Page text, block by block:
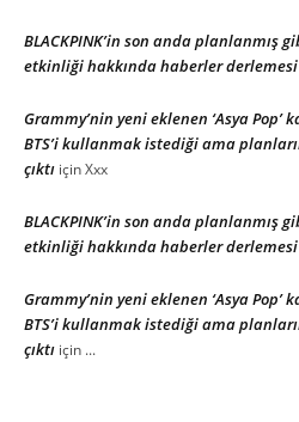
BLACKPINK’in son anda planlanmış
etkinliği hakkında haberler derlemesi
Grammy’nin yeni eklenen ‘Asya
BTS’i kullanmak istediği ama
çıktı içinXxx
BLACKPINK’in son anda planlanmış
etkinliği hakkında haberler derlemesi
Grammy’nin yeni eklenen ‘Asya
BTS’i kullanmak istediği ama
çıktı için ...